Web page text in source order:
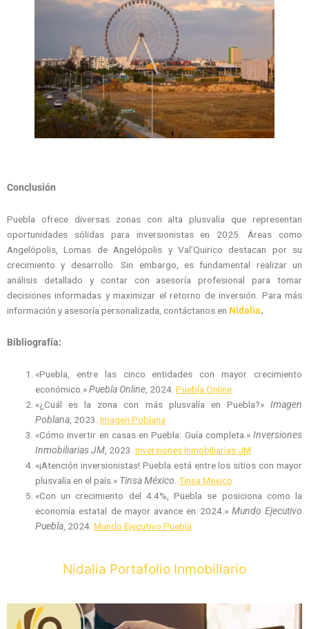
Conclusión
Puebla ofrece diversas zonas con alta plusvalía que representan
oportunidades sólidas para inversionistas en 2025. Áreas como
Angelópolis, Lomas de Angelópolis y Val’Quirico destacan por su
crecimiento y desarrollo. Sin embargo, es fundamental realizar un
análisis detallado y contar con asesoría profesional para tomar
decisiones informadas y maximizar el retorno de inversión. Para más
información y asesoría personalizada, contáctanos en Nidalia.
Bibliografía:
«Puebla, entre las cinco entidades con mayor crecimiento
económico.»Puebla Online , 2024.Puebla Online
«¿Cuál es la zona con más plusvalía en Puebla?» Imagen
Poblana , 2023.Imagen Poblana
«Cómo invertir en casas en Puebla: Guía completa.» Inversiones
Inmobiliarias JM , 2023.Inversiones Inmobiliarias JM
«¡Atención inversionistas! Puebla está entre los sitios con mayor
plusvalía en el país.» Tinsa México .Tinsa Mexico
«Con un crecimiento del 4.4%, Puebla se posiciona como la
economía estatal de mayor avance en 2024.» Mundo Ejecutivo
Puebla , 2024.Mundo Ejecutivo Puebla
Nidalia Portafolio Inmobiliario